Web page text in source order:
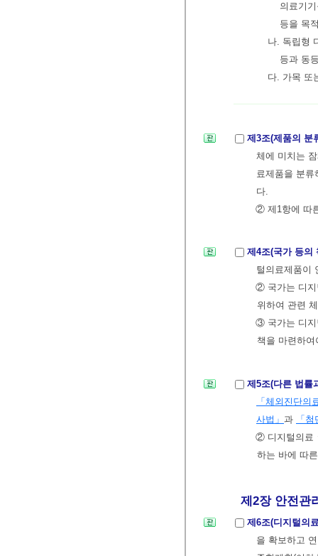
의료기
등을 목
나. 독립형
등과 동
다. 가목 또
제3조(제품의 분
체에 미치는
료제품을 분
다.
② 제1항에 따
제4조(국가 등의
털의료제품이
② 국가는 디지
위하여 관련
③ 국가는 디지
책을 마련하여
제5조(다른 법률
「체외진단의
사법」 과
「
② 디지털의료
하는 바에 따
제2장 안전관리
제6조(디지털의
을 확보하고